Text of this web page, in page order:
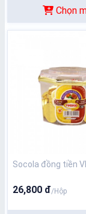
Chọn
Socola đồng tiền
26,800 đ/Hộp